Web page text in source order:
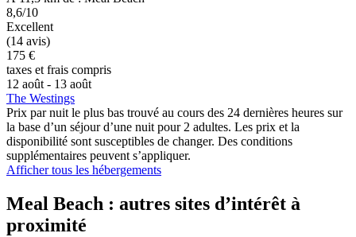
8,6/10
Excellent
(14 avis)
175 €
taxes et frais compris
12 août - 13 août
The Westings
Prix par nuit le plus bas trouvé au cours des 24 dernières heures sur
la base d’un séjour d’une nuit pour 2 adultes. Les prix et la
disponibilité sont susceptibles de changer. Des conditions
supplémentaires peuvent s’appliquer.
Afficher tous les hébergements
Meal Beach : autres sites d’intérêt à
proximité